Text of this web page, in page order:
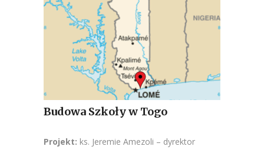
Budowa Szkoły w Togo
Projekt: ks. Jeremie Amezoli – dyrektor